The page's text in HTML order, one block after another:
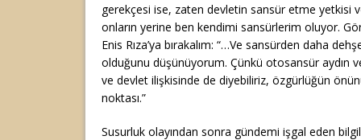
gerekçesi ise, zaten devletin sansür etme yetkisi
onların yerine ben kendimi sansürlerim oluyor.
Enis Rıza’ya bırakalım: “…Ve sansürden daha
olduğunu düşünüyorum. Çünkü otosansür aydın
ve devlet ilişkisinde de diyebiliriz, özgürlüğün
noktası.”
Susurluk olayından sonra gündemi işgal eden